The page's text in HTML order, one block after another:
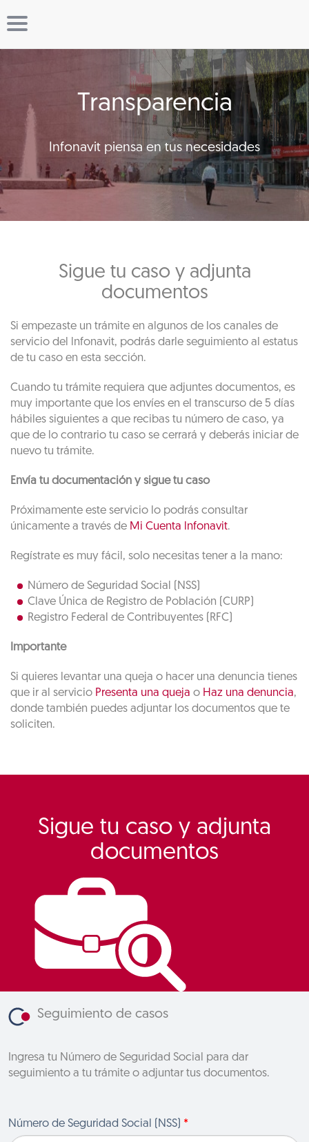
Transparencia
Infonavit piensa en tus necesidades
Sigue tu caso y adjunta
documentos
Si empezaste un trámite en algunos de los canales de
servicio del lnfonavit, podrás darle seguimiento al estatus
de tu caso en esta sección.
Cuando tu trámite requiera que adjuntes documentos, es
muy importante que los envíes en el transcurso de 5 días
hábiles siguientes a que recibas tu número de caso, ya
que de lo contrario tu caso se cerrará y deberás iniciar de
nuevo tu trámite.
Envía tu documentación y sigue tu caso
Próximamente este servicio lo podrás consultar
únicamente a través de Mi Cuenta lnfonavit.
Regístrate es muy fácil, solo necesitas tener a la mano:
Número de Seguridad Social (NSS)
Clave Única de Registro de Población (CURP)
Registro Federal de Contribuyentes (RFC)
Importante
Si quieres levantar una queja o hacer una denuncia tienes
que ir al servicio Presenta una queja o Haz una denuncia,
donde también puedes adjuntar los documentos que te
soliciten.
Sigue tu caso y adjunta
documentos
Seguimiento de casos
Ingresa tu Número de Seguridad Social para dar
seguimiento a tu trámite o adjuntar tus documentos.
Número de Seguridad Social (NSS) *